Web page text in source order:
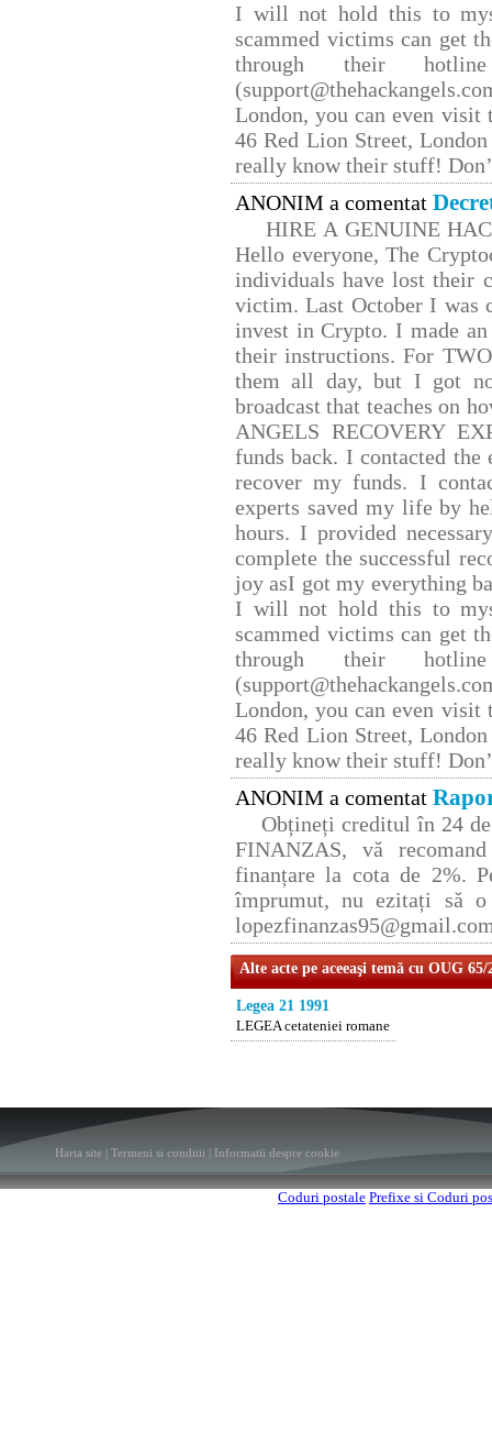
I will not hold this to
scammed victims can get
through their hotline
London, you can even
46 Red Lion Street,
really know their stuff!
ANONIM a comentat
HIRE A GENUINE
Hello everyone, The
individuals have lost their
victim. Last October I was
invest in Crypto. I made
their instructions. For
them all day, but I got
broadcast that teaches on
ANGELS RECOVERY
funds back. I contacted
recover my funds. I
experts saved my life by
hours. I provided
complete the successful
joy asI got my everything
I will not hold this to
scammed victims can get
through their hotline
London, you can even
46 Red Lion Street,
really know their stuff!
ANONIM a comentat
Obțineți creditul în 24
FINANZAS, vă
finanțare la cota de 2%.
împrumut, nu ezitați să
Alte acte pe aceeaşi temă cu OUG 65/
Legea 21 1991
LEGEA cetateniei romane
Harta site Termeni si conditii Informatii despre cookie
Coduri postale Prefixe si Coduri